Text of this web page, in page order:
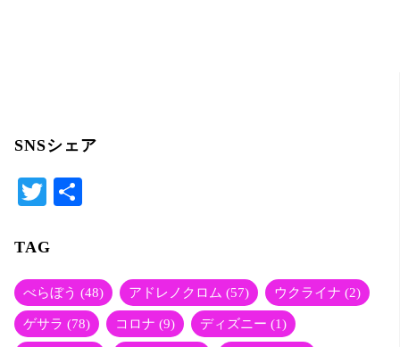
SNSシェア
T
tte
r
TAG
べらぼう (48) アドレノクロム (57) ウクライナ (2)
ゲサラ (78) コロナ (9) ディズニー (1)